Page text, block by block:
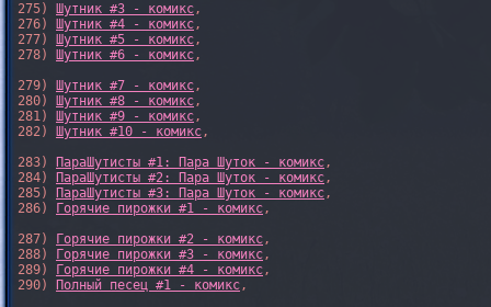
275) Шутник #3 - комикс,
276) Шутник #4 - комикс,
277) Шутник #5 - комикс,
278) Шутник #6 - комикс,
279) Шутник #7 - комикс,
280) Шутник #8 - комикс,
281) Шутник #9 - комикс,
282) Шутник #10 - комикс,
283)
ПараШутисты #1: Пара Шуток - комикс,
284)
ПараШутисты #2: Пара Шуток - комикс,
285)
ПараШутисты #3: Пара Шуток - комикс,
286)
Горячие пирожки #1 - комикс,
287)
Горячие пирожки #2 - комикс,
288)
Горячие пирожки #3 - комикс,
289)
Горячие пирожки #4 - комикс,
290)
Полный песец #1 - комикс,